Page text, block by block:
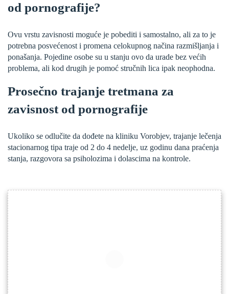
od pornografije?
Ovu vrstu zavisnosti moguće je pobediti i samostalno, ali za to je
potrebna posvećenost i promena celokupnog načina razmišljanja i
ponašanja. Pojedine osobe su u stanju ovo da urade bez većih
problema, ali kod drugih je pomoć stručnih lica ipak neophodna.
Prosečno trajanje tretmana za
zavisnost od pornografije
Ukoliko se odlučite da dođete na kliniku Vorobjev, trajanje lečenja
stacionarnog tipa traje od 2 do 4 nedelje, uz godinu dana praćenja
stanja, razgovora sa psiholozima i dolascima na kontrole.